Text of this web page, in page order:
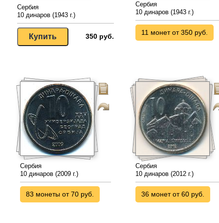
Сербия
10 динаров (1943 г.)
350 руб.
Сербия
10 динаров (1943 г.)
11 монет от 350 руб.
Сербия
10 динаров (2009 г.)
83 монеты от 70 руб.
Сербия
10 динаров (2012 г.)
36 монет от 60 руб.